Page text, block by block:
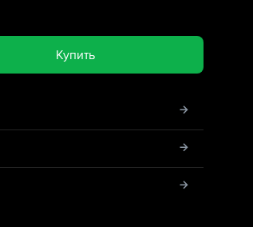
Купить